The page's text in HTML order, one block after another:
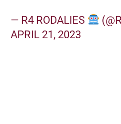
— R4 RODALIES
APRIL 21, 2023